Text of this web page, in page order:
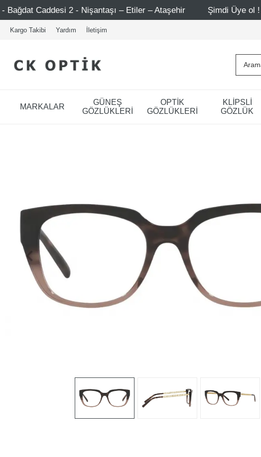
Nişantaşı – Etiler – Ataşehir Şimdi Üye ol ! 5000 TL üzeri ilk
Kargo Takibi Yardım İletişim
MARKALAR
GÜNEŞ
GÖZLÜKLERİ
OPTİK
GÖZLÜKLERİ
KLİPSLİ
GÖZLÜK